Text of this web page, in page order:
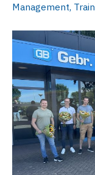
Management,